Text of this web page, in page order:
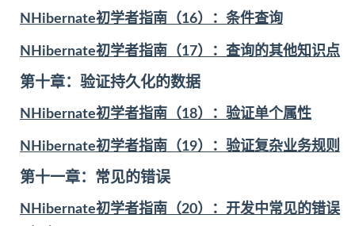
NHibernate初学者指南（16）：条件查询
NHibernate初学者指南（17）：查询的其他知识点
第十章：验证持久化的数据
NHibernate初学者指南（18）：验证单个属性
NHibernate初学者指南（19）：验证复杂业务规则
第十一章：常见的错误
NHibernate初学者指南（20）：开发中常见的错误